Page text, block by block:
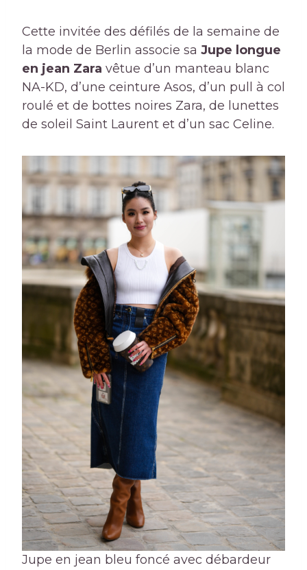
Cette invitée des défilés de la semaine de
la mode de Berlin associe sa Jupe longue
en jean Zara vêtue d’un manteau blanc
NA-KD, d’une ceinture Asos, d’un pull à col
roulé et de bottes noires Zara, de lunettes
de soleil Saint Laurent et d’un sac Celine.
Jupe en jean bleu foncé avec débardeur